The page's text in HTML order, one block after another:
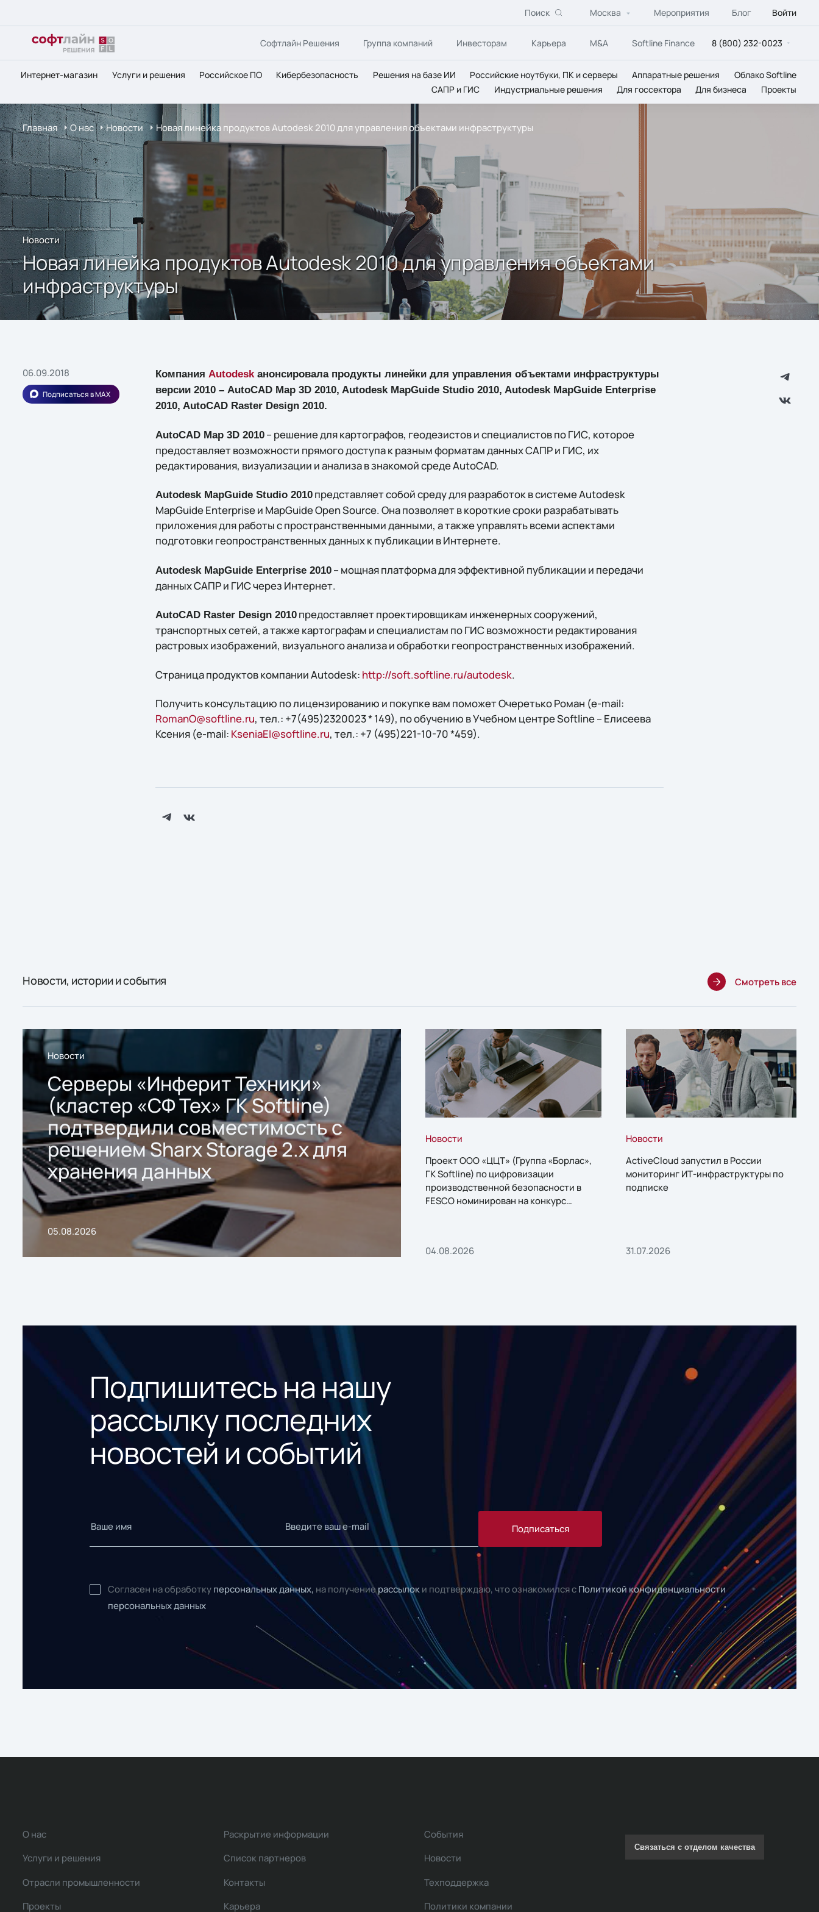
Поиск Москва Мероприятия Блог Войти
Софтлайн Решения Группа компаний Инвесторам Карьера M&A Softline Finance 8 (800) 232-0023
Интернет-магазин Услуги и решения Российское ПО Кибербезопасность Решения на базе ИИ Российские ноутбуки, ПК и серверы Аппаратные решения
Облако Softline
САПР и ГИС
Индустриальные решения Для госсектора Для бизнеса Проекты
Главная О нас Новости Новая линейка продуктов Autodesk 2010 для управления объектами инфраструктуры
Новости
Новая линейка продуктов Autodesk 2010 для управления объектами
инфраструктуры
06.09.2018
Подписаться в MAX
Компания Autodeskанонсировала продукты линейки для управления объектами инфраструктуры
версии 2010 – AutoCAD Map 3D 2010, Autodesk MapGuide Studio 2010, Autodesk MapGuide Enterprise
2010, AutoCAD Raster Design 2010.
AutoCAD Map 3D 2010– решение для картографов, геодезистов и специалистов по ГИС, которое
предоставляет возможности прямого доступа к разным форматам данных САПР и ГИС, их
редактирования, визуализации и анализа в знакомой среде AutoCAD.
Autodesk MapGuide Studio 2010представляет собой среду для разработок в системе Autodesk
MapGuide Enterprise и MapGuide Open Source. Она позволяет в короткие сроки разрабатывать
приложения для работы с пространственными данными, а также управлять всеми аспектами
подготовки геопространственных данных к публикации в Интернете.
Autodesk MapGuide Enterprise 2010– мощная платформа для эффективной публикации и передачи
данных САПР и ГИС через Интернет.
AutoCAD Raster Design 2010предоставляет проектировщикам инженерных сооружений,
транспортных сетей, а также картографам и специалистам по ГИС возможности редактирования
растровых изображений, визуального анализа и обработки геопространственных изображений.
Страница продуктов компании Autodesk: http://soft.softline.ru/autodesk.
Получить конcультацию по лицензированию и покупке вам поможет Oчеретько Роман (e-mail:
RomanO@softline.ru, тел.: +7(495)2320023 * 149), по обучению в Учебном центре Softline – Елисеева
Ксения (e-mail: KseniaEl@softline.ru, тел.: +7 (495)221-10-70 *459).
Новости, истории и события Смотреть все
Новости
Серверы «Инферит Техники»
(кластер «СФ Тех» ГК Softline)
подтвердили совместимость с
решением Sharx Storage 2.x для
хранения данных
05.08.2026
Новости
Проект ООО «ЦЦТ» (Группа «Борлас»,
ГК Softline) по цифровизации
производственной безопасности в
FESCO номинирован на конкурс
04.08.2026
Новости
ActiveCloud запустил в России
мониторинг ИТ-инфраструктуры по
подписке
31.07.2026
Подпишитесь на нашу
рассылку последних
новостей и событий
Подписаться
Согласен на обработку персональных данных, на получениерассылок и подтверждаю, что ознакомился с Политикой конфиденциальности
персональных данных
О нас
Услуги и решения
Отрасли промышленности
Проекты
Раскрытие информации
Список партнеров
Контакты
Карьера
События
Новости
Техподдержка
Политики компании
Связаться с отделом качества